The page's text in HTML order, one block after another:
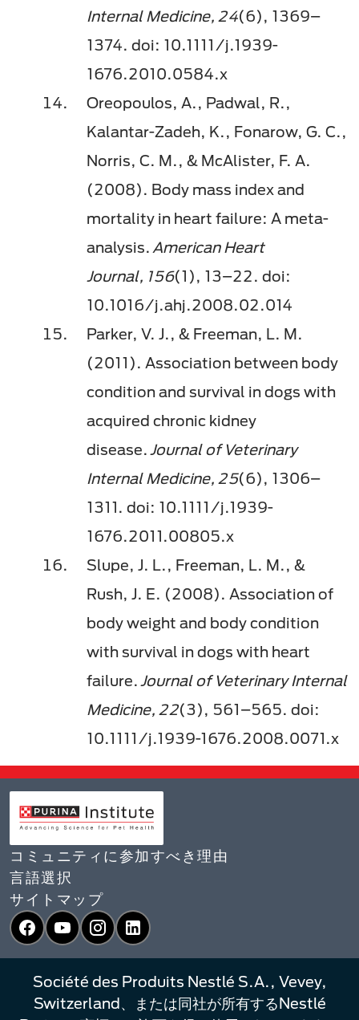
Internal Medicine, 24(6), 1369–
1374. doi: 10.1111/j.1939-
1676.2010.0584.x
Oreopoulos, A., Padwal, R.,
Kalantar-Zadeh, K., Fonarow, G. C.,
Norris, C. M., & McAlister, F. A.
(2008). Body mass index and
mortality in heart failure: A meta-
analysis. American Heart
Journal, 156(1), 13–22. doi:
10.1016/j.ahj.2008.02.014
Parker, V. J., & Freeman, L. M.
(2011). Association between body
condition and survival in dogs with
acquired chronic kidney
disease. Journal of Veterinary
Internal Medicine, 25(6), 1306–
1311. doi: 10.1111/j.1939-
1676.2011.00805.x
Slupe, J. L., Freeman, L. M., &
Rush, J. E. (2008). Association of
body weight and body condition
with survival in dogs with heart
failure. Journal of Veterinary Internal
Medicine, 22(3), 561–565. doi:
10.1111/j.1939-1676.2008.0071.x
コミュニティに参加すべき理由
言語選択​
サイトマップ
Facebook
YouTubeInstagram
LinkedIn
Société des Produits Nestlé S.A., Vevey,
Switzerland、または同社が所有するNestlé